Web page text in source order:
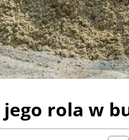
jego rola w